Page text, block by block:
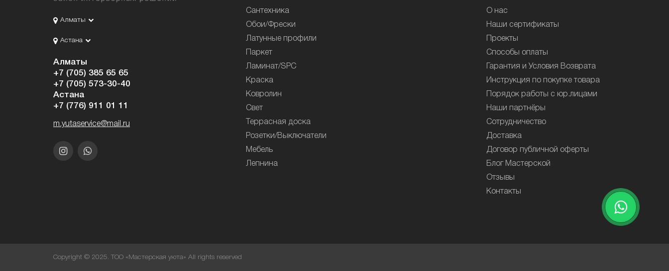
Алматы
Астана
Алматы
+7 (705) 385 65 65
+7 (705) 573-30-40
Астана
+7 (776) 911 01 11
m.yutaservice@mail.ru
Сантехника
Обои/Фрески
Латунные профили
Паркет
Ламинат/SPC
Краска
Ковролин
Свет
Террасная доска
Розетки/Выключатели
Мебель
Лепнина
О нас
Наши сертификаты
Проекты
Способы оплаты
Гарантия и Условия Возврата
Инструкция по покупке товара
Порядок работы с юр.лицами
Наши партнёры
Сотрудничество
Доставка
Договор публичной оферты
Блог Мастерской
Отзывы
Контакты
Copyright © 2025. ТОО «Мастерская уюта» All rights reserved